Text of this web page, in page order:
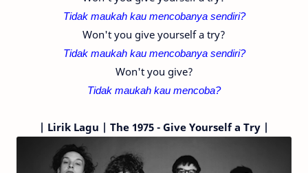
Tidak maukah kau mencobanya sendiri?
Won't you give yourself a try?
Tidak maukah kau mencobanya sendiri?
Won't you give?
Tidak maukah kau mencoba?
| Lirik Lagu | The 1975 - Give Yourself a Try |